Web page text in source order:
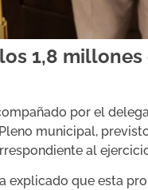
1,8
por el
municipal,
al
explicado que esta